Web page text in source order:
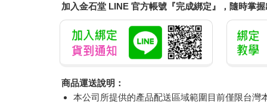
加入金石堂 LINE 官方帳號『完成綁定』，隨時掌
商品運送說明：
本公司所提供的產品配送區域範圍目前僅限台灣